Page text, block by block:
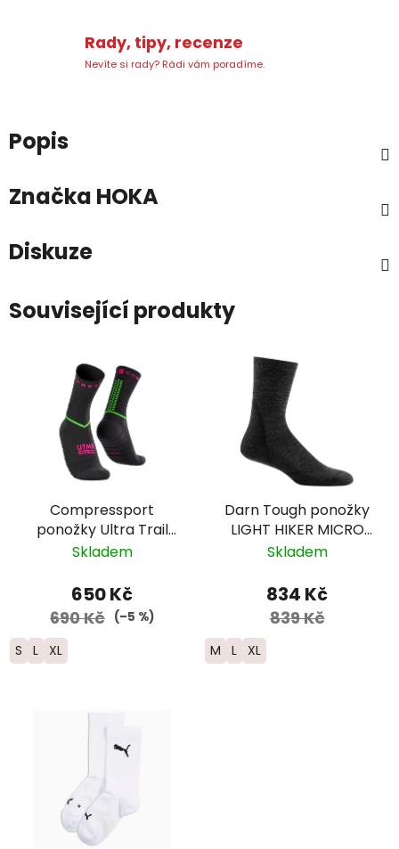
Rady, tipy, recenze
Nevíte si rady? Rádi vám poradíme.
Popis
Značka HOKA
Diskuze
Související produkty
Compressport
ponožky Ultra Trail
V2.0 - UTMB 2026 -
Skladem
650 Kč
690 Kč (–5 %)
S L XL
Darn Tough ponožky
LIGHT HIKER MICRO
CREW Lightweight
černé
Skladem
834 Kč
839 Kč
M L XL